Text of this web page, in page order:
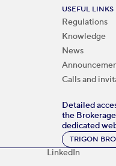
USEFUL LINKS
Regulations
Knowledge
News
Calls and
Detailed
the
dedicated
TRIGON
LinkedIn